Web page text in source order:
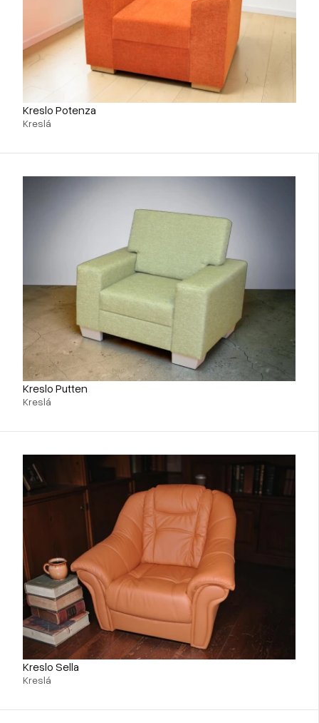
Kreslo Potenza
Kreslá
Kreslo Putten
Kreslá
Kreslo Sella
Kreslá